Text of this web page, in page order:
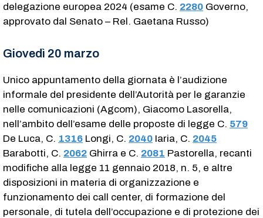
delegazione europea 2024 (esame C. 2280 ​ Governo,
approvato dal Senato – Rel. Gaetana Russo)
Giovedì 20 marzo
Unico appuntamento della giornata è l’audizione
informale del presidente dell’Autorità per le garanzie
nelle comunicazioni (Agcom), Giacomo Lasorella,
nell’ambito dell’esame delle proposte di legge C. 579
De Luca, C. 1316 ​ Longi, C. 2040 ​ Iaria, C. 2045
Barabotti, C. 2062 ​ Ghirra e C. 2081 ​ Pastorella, recanti
modifiche alla legge 11 gennaio 2018, n. 5, e altre
disposizioni in materia di organizzazione e
funzionamento dei call center, di formazione del
personale, di tutela dell’occupazione e di protezione dei